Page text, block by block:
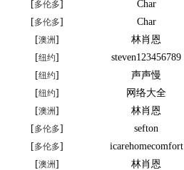
[多伦多] Char
[多伦多] Char
[澳洲] 林肖恩
[纽约] steven123456789
[纽约] 声声慢
[纽约] 网络大全
[澳洲] 林肖恩
[多伦多] sefton
[多伦多] icarehomecomfort
[澳洲] 林肖恩